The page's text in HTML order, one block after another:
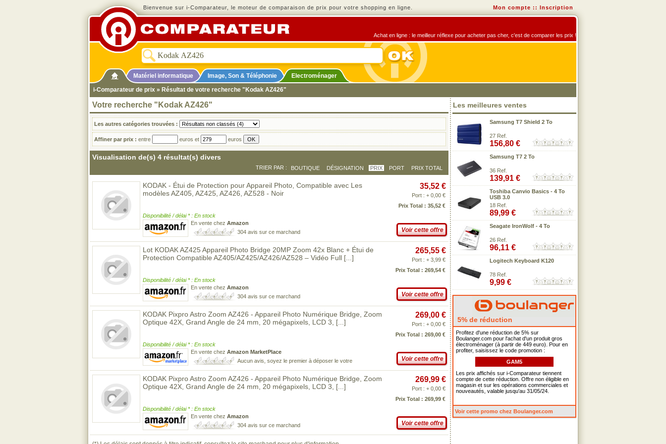
Bienvenue sur i-Comparateur, le moteur de comparaison de prix pour votre shopping en ligne. Mon compte :: Inscription
Achat en ligne : le meilleur réflexe pour acheter pas cher, c'est de comparer les prix !
Matériel informatique Image, Son & Téléphonie
Electroménager
i-Comparateur de prix » Résultat de votre recherche "Kodak AZ426"
Votre recherche "Kodak AZ426"
Les autres catégories trouvées :
Affiner par prix : entre euros et euros
Visualisation de(s) 4 résultat(s) divers
TRIER PAR : BOUTIQUE DÉSIGNATION PRIX PORT PRIX TOTAL
KODAK - Étui de Protection pour Appareil Photo, Compatible avec Les
modèles AZ405, AZ425, AZ426, AZ528 - Noir
Disponibilité / délai * : En stock
En vente chez Amazon
304 avis sur ce marchand
35,52 €
Port : + 0,00 €
Prix Total : 35,52 €
Voir cette offre
Lot KODAK AZ425 Appareil Photo Bridge 20MP Zoom 42x Blanc + Étui de
Protection Compatible AZ405/AZ425/AZ426/AZ528 – Vidéo Full [...]
Disponibilité / délai * : En stock
En vente chez Amazon
304 avis sur ce marchand
265,55 €
Port : + 3,99 €
Prix Total : 269,54 €
Voir cette offre
KODAK Pixpro Astro Zoom AZ426 - Appareil Photo Numérique Bridge, Zoom
Optique 42X, Grand Angle de 24 mm, 20 mégapixels, LCD 3, [...]
Disponibilité / délai * : En stock
En vente chez Amazon MarketPlace
Aucun avis, soyez le premier à déposer le votre
269,00 €
Port : + 0,00 €
Prix Total : 269,00 €
Voir cette offre
KODAK Pixpro Astro Zoom AZ426 - Appareil Photo Numérique Bridge, Zoom
Optique 42X, Grand Angle de 24 mm, 20 mégapixels, LCD 3, [...]
Disponibilité / délai * : En stock
En vente chez Amazon
304 avis sur ce marchand
269,99 €
Port : + 0,00 €
Prix Total : 269,99 €
Voir cette offre
Les meilleures ventes
Samsung T7 Shield 2 To
27 Ref.
156,80 €
Samsung T7 2 To
36 Ref.
139,91 €
Toshiba Canvio Basics - 4 To
USB 3.0
18 Ref.
89,99 €
Seagate IronWolf - 4 To
26 Ref.
96,11 €
Logitech Keyboard K120
78 Ref.
9,99 €
5% de réduction
Profitez d'une réduction de 5% sur
Boulanger.com pour l'achat d'un produit gros
électroménager (à partir de 449 euro). Pour en
profiter, saisissez le code promotion :
GAM5
Les prix affichés sur i-Comparateur tiennent
compte de cette réduction. Offre non éligible en
magasin et sur les opérations commerciales et
nouveautés, valable jusqu'au 31/05/24.
Voir cette promo chez Boulanger.com